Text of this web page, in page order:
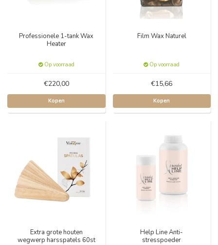
Professionele 1-tank Wax
Heater
Op voorraad
€220,00
Kopen
Film Wax Naturel
Op voorraad
€15,66
Kopen
Extra grote houten
wegwerp harsspatels 60st
Help Line Anti-
stresspoeder